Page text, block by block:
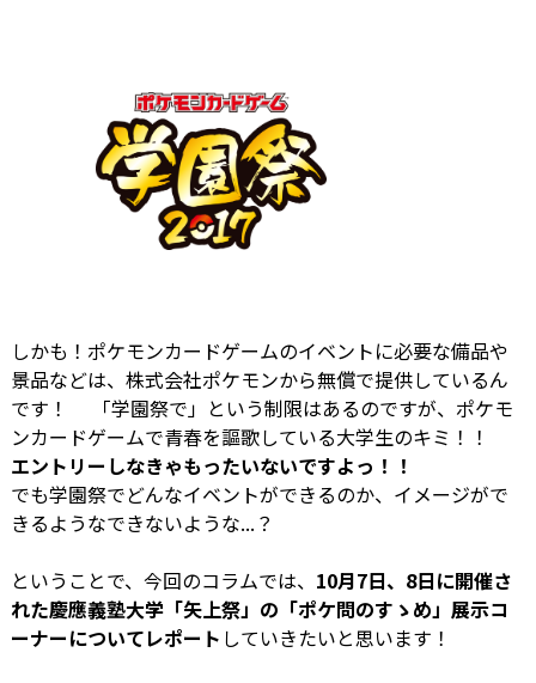
しかも！ポケモンカードゲームのイベントに必要な備品や
景品などは、株式会社ポケモンから無償で提供しているん
です！ 「学園祭で」という制限はあるのですが、ポケモ
ンカードゲームで青春を謳歌している大学生のキミ！！
エントリーしなきゃもったいないですよっ！！
でも学園祭でどんなイベントができるのか、イメージがで
きるようなできないような...？
ということで、今回のコラムでは、 10月7日、8日に開催さ
れた慶應義塾大学「矢上祭」の「ポケ問のすゝめ」展示コ
ーナーについてレポート していきたいと思います！